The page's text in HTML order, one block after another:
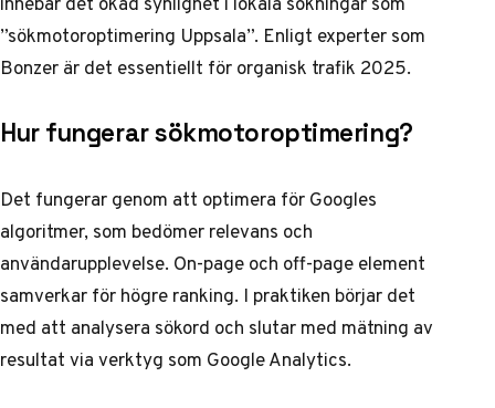
”sökmotoroptimering Uppsala”. Enligt experter som
Bonzer är det essentiellt för organisk trafik 2025.
Hur fungerar sökmotoroptimering?
Det fungerar genom att optimera för Googles
algoritmer, som bedömer relevans och
användarupplevelse. On-page och off-page element
samverkar för högre ranking. I praktiken börjar det
med att analysera sökord och slutar med mätning av
resultat via verktyg som Google Analytics.